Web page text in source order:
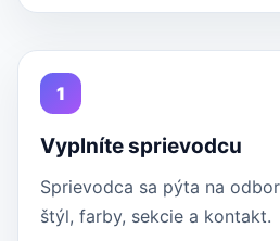
1
Vyplníte sprievodcu
Sprievodca sa pýta na
štýl, farby, sekcie a kontakt.